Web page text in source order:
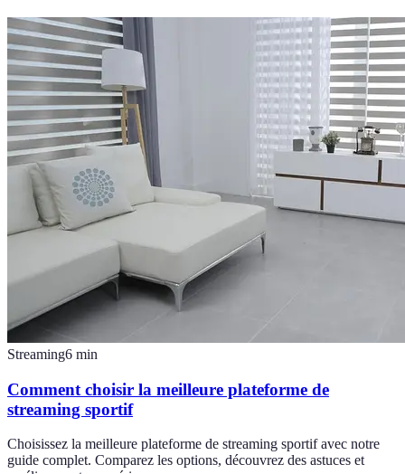
Streaming6 min
Comment choisir la meilleure plateforme de
streaming sportif
Choisissez la meilleure plateforme de streaming sportif avec notre
guide complet. Comparez les options, découvrez des astuces et